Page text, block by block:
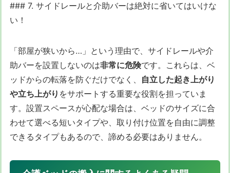
### 7. サイドレールと介助バーは絶対に省いてはいけな
い！
「部屋が狭いから…」という理由で、サイドレールや介
助バーを設置しないのは非常に危険です。これらは、ベ
ッドからの転落を防ぐだけでなく、 自立した起き上がり
や立ち上がり をサポートする重要な役割を担っていま
す。設置スペースが心配な場合は、ベッドのサイズに合
わせて選べる短いタイプや、取り付け位置を自由に調整
できるタイプもあるので、諦める必要はありません。